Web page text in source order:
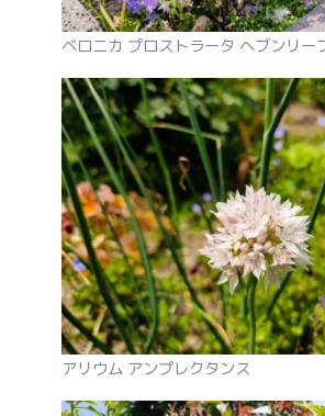
ベロニカ プロストラータ ヘブンリー
アリウム アンプレクタンス